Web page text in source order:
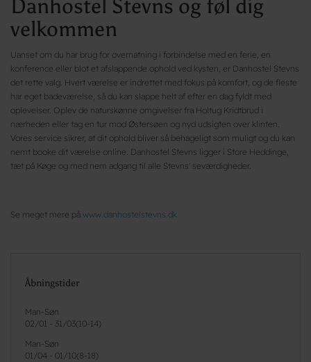
Danhostel Stevns og føl dig
velkommen
Uanset om du har brug for overnatning i forbindelse med en ferie, en
konference eller blot et afslappende ophold ved kysten, er Danhostel Stevns
det rette valg. Hvert værelse er indrettet med fokus på komfort, og de fleste
har eget badeværelse, så du kan slappe helt af efter en dag fyldt med
oplevelser. Oplev de naturskønne omgivelser fra Holtug Kridtbrud i
nærheden eller tag en tur mod Østersøen og nyd udsigten over klinten.
Vores service sikrer, at dit ophold bliver så behageligt som muligt og du kan
nemt booke dit værelse online. Danhostel Stevns ligger i Store Heddinge,
tæt på Køge og med nem adgang til alle Stevns' seværdigheder.
Se meget mere på www.danhostelstevns.dk
Åbningstider
Man-Søn
02/01 - 31/03( 10-14)
Man-Søn
01/04 - 01/10( 8-18)